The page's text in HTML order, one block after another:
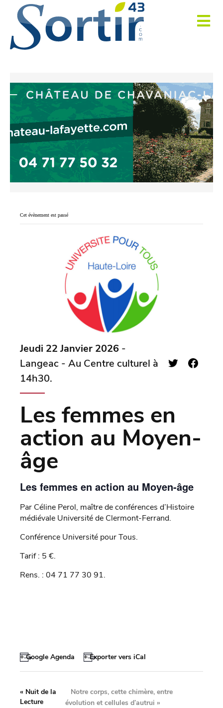
Cet évènement est passé
Jeudi 22 Janvier 2026 -
Langeac - Au Centre culturel à
14h30.
Les femmes en
action au Moyen-
âge
Les femmes en action au Moyen-âge
Par Céline Perol, maître de conférences d’Histoire
médiévale Université de Clermont-Ferrand.
Conférence Université pour Tous.
Tarif : 5 €.
Rens. : 04 71 77 30 91.
+ Google Agenda + Exporter vers iCal
« Nuit de la
Lecture
Notre corps, cette chimère, entre
évolution et cellules d’autrui »